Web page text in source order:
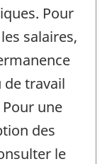
Pour
salaires,
travail
une
des
le